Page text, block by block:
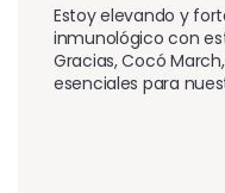
Estoy elevando y
inmunológico con
Gracias, Cocó
esenciales para